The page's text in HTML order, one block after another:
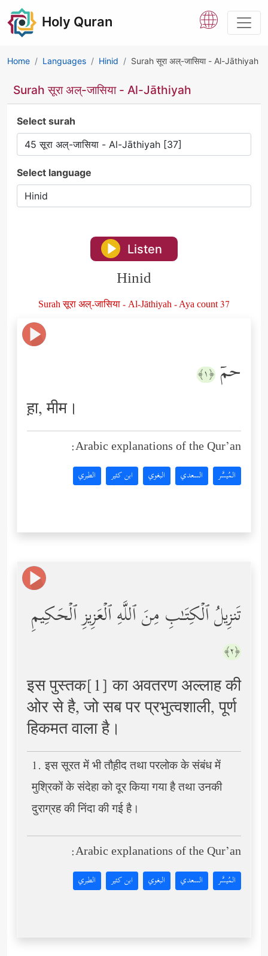
Holy Quran
Home Languages Hinid Surah सूरा अल्-जासिया - Al-Jāthiyah
Surah सूरा अल्-जासिया - Al-Jāthiyah
Select surah
Select language
Listen
Hinid
Surah सूरा अल्-जासिया - Al-Jāthiyah - Aya count 37
حمۤ ﴿١﴾
ह़ा, मीम।
Arabic explanations of the Qur’an:
المُيسَّر السعدي البغوي ابن كثير الطبري
تَنزِیلُ ٱلۡكِتَـٰبِ مِنَ ٱللَّهِ ٱلۡعَزِیزِ ٱلۡحَكِیمِ
﴿٢﴾
इस पुस्तक[1] का अवतरण अल्लाह की
ओर से है, जो सब पर प्रभुत्वशाली, पूर्ण
हिकमत वाला है।
1. इस सूरत में भी तौह़ीद तथा परलोक के संबंध में
मुश्रिकों के संदेहा को दूर किया गया है तथा उनकी
दुराग्रह की निंदा की गई है।
Arabic explanations of the Qur’an:
المُيسَّر السعدي البغوي ابن كثير الطبري